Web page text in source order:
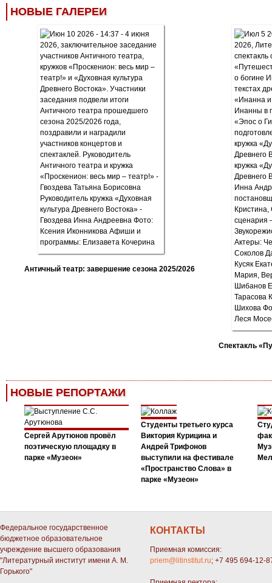
НОВЫЕ ГАЛЕРЕИ
Античный театр: завершение сезона 2025/2026
Спектакль
НОВЫЕ РЕПОРТАЖИ
Сергей Арутюнов провёл
поэтическую площадку в
парке «Музеон»
Студенты третьего курса
Виктория Курицина и
Андрей Трифонов
выступили на фестивале
«Пространство Слова» в
парке «Музеон»
Федеральное государственное
бюджетное образовательное
учреждение высшего образования
"Литературный институт имени А. М.
Горького"
КОНТАКТЫ
Приемная комиссия:
priem@litinstitut.ru; +7 495 694-12-